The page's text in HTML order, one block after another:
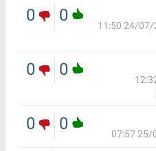
24/07/
0
0
0
0
25/
0
0